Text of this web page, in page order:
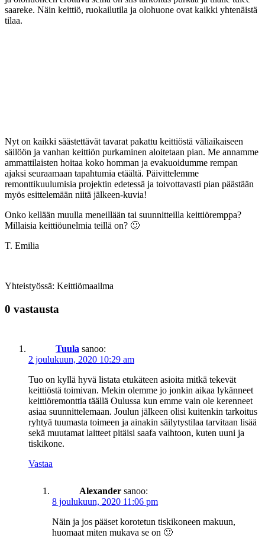
saareke. Näin keittiö, ruokailutila ja olohuone ovat kaikki yhtenäistä
tilaa.
Nyt on kaikki säästettävät tavarat pakattu keittiöstä väliaikaiseen
säilöön ja vanhan keittiön purkaminen aloitetaan pian. Me annamme
ammattilaisten hoitaa koko homman ja evakuoidumme rempan
ajaksi seuraamaan tapahtumia etäältä. Päivittelemme
remonttikuulumisia projektin edetessä ja toivottavasti pian päästään
myös esittelemään niitä jälkeen-kuvia!
Onko kellään muulla meneillään tai suunnitteilla keittiöremppa?
Millaisia keittiöunelmia teillä on? 🙂
T. Emilia
Yhteistyössä: Keittiömaailma
0 vastausta
Tuula sanoo:
2 joulukuun, 2020 10:29 am
Tuo on kyllä hyvä listata etukäteen asioita mitkä tekevät
keittiöstä toimivan. Mekin olemme jo jonkin aikaa lykänneet
keittiöremonttia täällä Oulussa kun emme vain ole kerenneet
asiaa suunnittelemaan. Joulun jälkeen olisi kuitenkin tarkoitus
ryhtyä tuumasta toimeen ja ainakin säilytystilaa tarvitaan lisää
sekä muutamat laitteet pitäisi saafa vaihtoon, kuten uuni ja
tiskikone.
Vastaa
Alexander sanoo:
8 joulukuun, 2020 11:06 pm
Näin ja jos pääset korotetun tiskikoneen makuun,
huomaat miten mukava se on 🙂